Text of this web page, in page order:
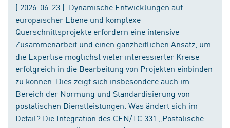
( 2026-06-23 ) Dynamische Entwicklungen auf
europäischer Ebene und komplexe
Querschnittsprojekte erfordern eine intensive
Zusammenarbeit und einen ganzheitlichen Ansatz, um
die Expertise möglichst vieler interessierter Kreise
erfolgreich in die Bearbeitung von Projekten einbinden
zu können. Dies zeigt sich insbesondere auch im
Bereich der Normung und Standardisierung von
postalischen Dienstleistungen. Was ändert sich im
Detail? Die Integration des CEN/TC 331 „Postalische